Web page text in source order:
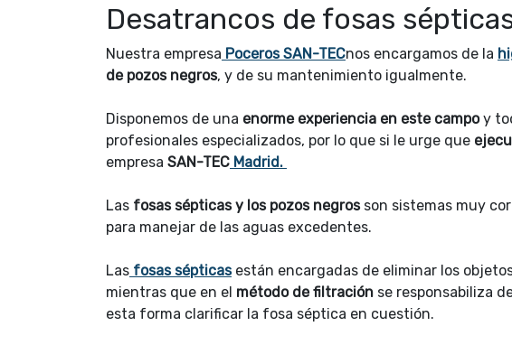
Desatrancos de fosas
Nuestra empresa Poceros SAN-TECnos encargamos de la
de pozos negros, y de su mantenimiento igualmente.
Disponemos de una enorme experiencia en este campoy
profesionales especializados, por lo que si le urge que
empresa SAN-TEC Madrid.
Las fosas sépticas y los pozos negrosson sistemas muy
para manejar de las aguas excedentes.
Las fosas sépticasestán encargadas de eliminar los
mientras que en el método de filtración se responsabiliza
esta forma clarificar la fosa séptica en cuestión.